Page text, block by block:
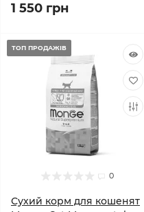
1 550 грн
ТОП ПРОДАЖІВ
0
Сухий корм для кошенят